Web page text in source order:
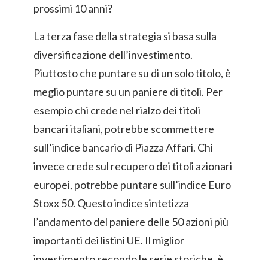
prossimi 10 anni?
La terza fase della strategia si basa sulla
diversificazione dell’investimento.
Piuttosto che puntare su di un solo titolo, è
meglio puntare su un paniere di titoli. Per
esempio chi crede nel rialzo dei titoli
bancari italiani, potrebbe scommettere
sull’indice bancario di Piazza Affari. Chi
invece crede sul recupero dei titoli azionari
europei, potrebbe puntare sull’indice Euro
Stoxx 50. Questo indice sintetizza
l’andamento del paniere delle 50 azioni più
importanti dei listini UE. Il miglior